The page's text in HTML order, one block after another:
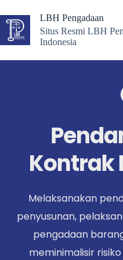
to
content
LBH Pengadaan
Situs Resmi LBH
Indonesia
Kontrak
Melaksanakan
penyusunan,
pengadaan
meminimalisir